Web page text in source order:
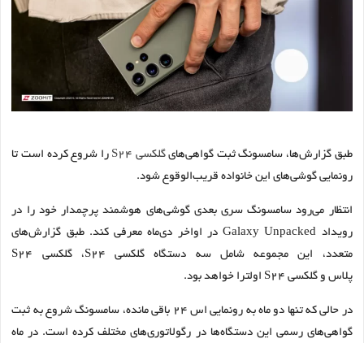
طبق گزارش‌ها، سامسونگ ثبت گواهی‌هایگلکسی S24
را شروع کرده است تا
رونمایی گوشی‌های این خانواده قریب‌الوقوع شود.
انتظار می‌رود سامسونگ سری بعدی گوشی‌های هوشمند پرچمدار خود را در
رویداد Galaxy Unpacked در اواخر دی‌ماه معرفی کند. طبق گزارش‌های
متعدد، این مجموعه شامل سه دستگاه گلکسی S24، گلکسی S24
پلاس و گلکسی S24 اولترا خواهد بود.
در حالی که تنها دو ماه به رونمایی اس ۲۴ باقی مانده، سامسونگ شروع به ثبت
گواهی‌های رسمی این دستگاه‌ها در رگولاتوری‌های مختلف کرده است. در ماه